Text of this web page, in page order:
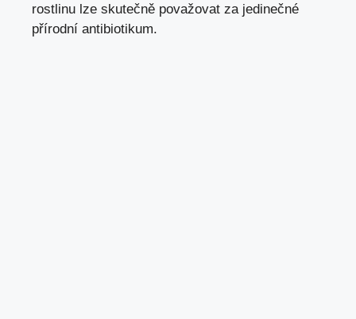
rostlinu lze skutečně považovat za jedinečné
přírodní antibiotikum.